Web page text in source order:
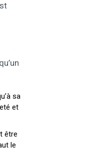
sa
et
être
le